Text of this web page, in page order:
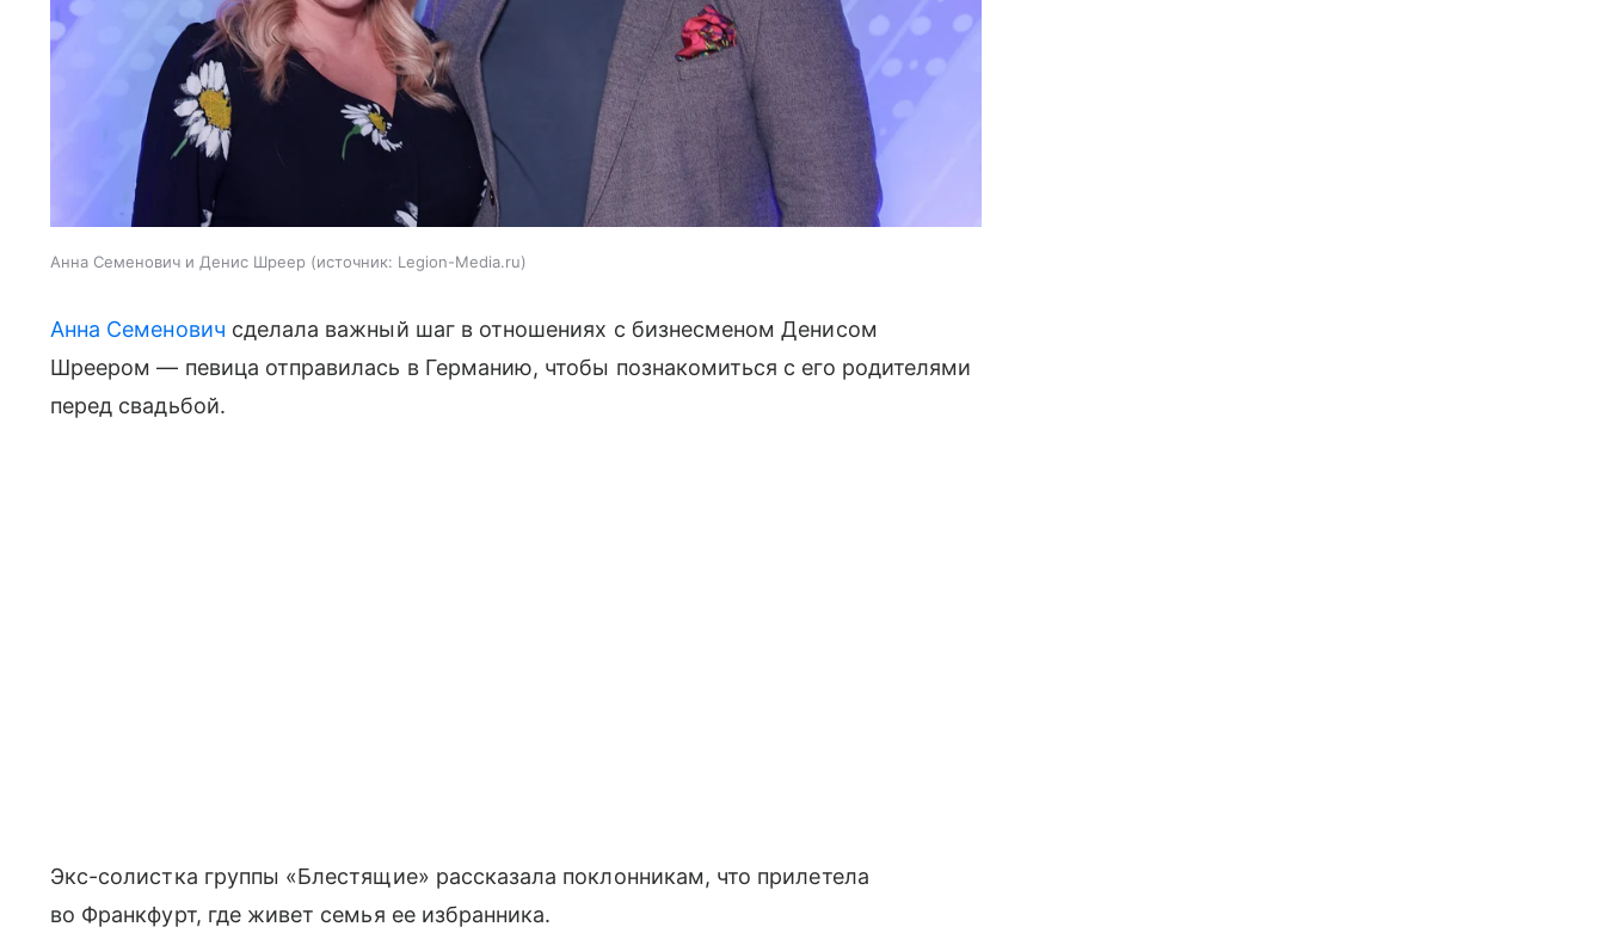
Анна Семенович и Денис Шреер источник: Legion-Media.ru
Анна Семенович сделала важный шаг в отношениях с бизнесменом Денисом
Шреером — певица отправилась в Германию, чтобы познакомиться с его родителями
перед свадьбой.
Экс-солистка группы «Блестящие» рассказала поклонникам, что прилетела
во Франкфурт, где живет семья ее избранника.